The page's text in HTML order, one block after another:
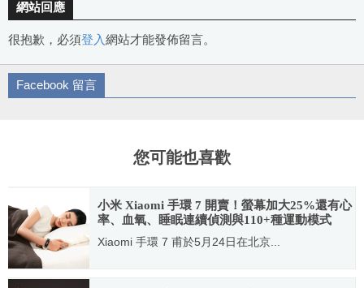
網站回應
很抱歉，必須登入網站才能發佈留言。
Facebook 留言
您可能也喜歡
小米 Xiaomi 手環 7 開賣！螢幕加大25%還有心
率、血氧、睡眠連續偵測與110+種運動模式
Xiaomi 手環 7 甫於5月24日在北京...
2022.05.31